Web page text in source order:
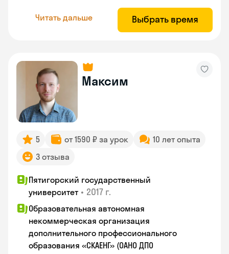
Читать дальше Выбрать время
Максим
5 от 1590 ₽ за урок
10 лет опыта
3 отзыва
Пятигорский государственный
университет • 2017 г.
Образовательная автономная
некоммерческая организация
дополнительного профессионального
образования «СКАЕНГ» (ОАНО ДПО